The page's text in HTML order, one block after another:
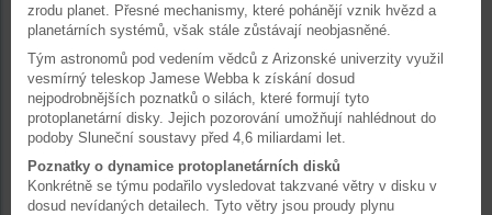
zrodu planet. Přesné mechanismy, které pohánějí vznik hvězd a
planetárních systémů, však stále zůstávají neobjasněné.
Tým astronomů pod vedením vědců z Arizonské univerzity využil
vesmírný teleskop Jamese Webba k získání dosud
nejpodrobnějších poznatků o silách, které formují tyto
protoplanetární disky. Jejich pozorování umožňují nahlédnout do
podoby Sluneční soustavy před 4,6 miliardami let.
Poznatky o dynamice protoplanetárních disků
Konkrétně se týmu podařilo vysledovat takzvané větry v disku v
dosud nevídaných detailech. Tyto větry jsou proudy plynu